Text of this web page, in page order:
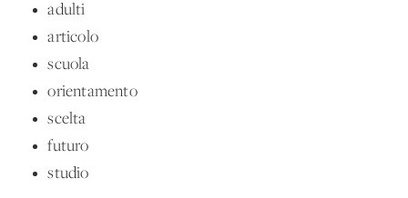
adulti
articolo
scuola
orientamento
scelta
futuro
studio